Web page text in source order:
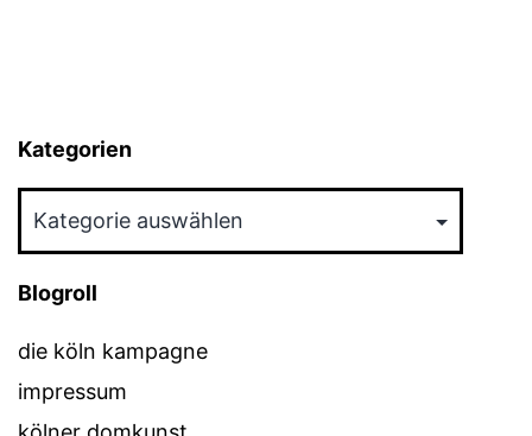
Kategorien
Blogroll
die köln kampagne
impressum